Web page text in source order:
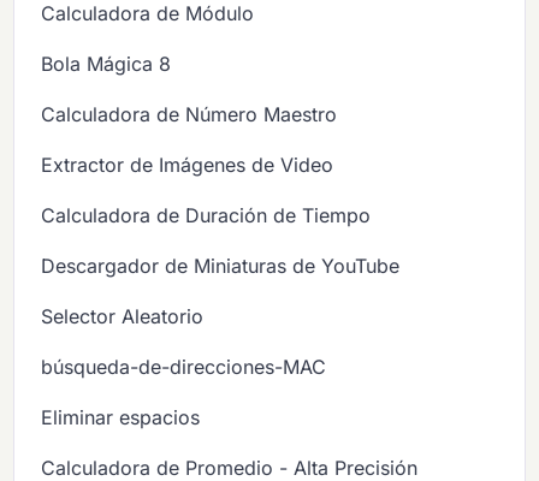
Calculadora de Módulo
Bola Mágica 8
Calculadora de Número Maestro
Extractor de Imágenes de Video
Calculadora de Duración de Tiempo
Descargador de Miniaturas de YouTube
Selector Aleatorio
búsqueda-de-direcciones-MAC
Eliminar espacios
Calculadora de Promedio - Alta Precisión